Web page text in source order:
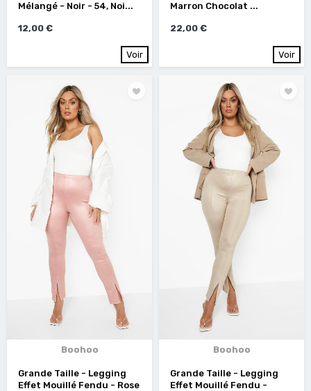
Mélangé - Noir - 54, Noi...
12,00 €
Voir
Marron Chocolat ...
22,00 €
Voir
Boohoo
Grande Taille - Legging
Effet Mouillé Fendu - Rose
Boohoo
Grande Taille - Legging
Effet Mouillé Fendu -